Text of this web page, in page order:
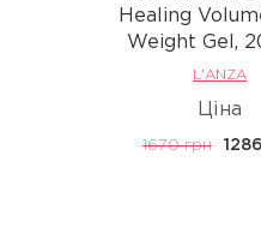
Healing
Weight Gel,
L'ANZA
Ціна
1670 грн